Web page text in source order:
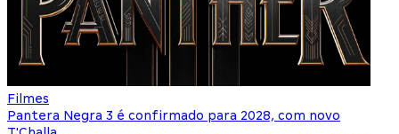
Filmes
Pantera Negra 3 é confirmado para 2028, com novo